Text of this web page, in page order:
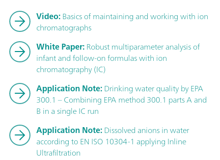
Video:Basics of maintaining and working with ion
chromatographs
White Paper:Robust multiparameter analysis of
infant and follow-on formulas with ion
chromatography (IC)
Application Note:Drinking water quality by EPA
300.1 – Combining EPA method 300.1 parts A and
B in a single IC run
Application Note:Dissolved anions in water
according to EN ISO 10304-1 applying Inline
Ultrafiltration